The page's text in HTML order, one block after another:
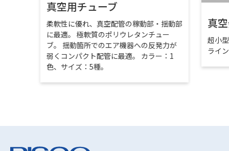
真空用チューブ
柔軟性に優れ、真空配管の稼動部・揺動部
に最適。 極軟質のポリウレタンチュー
ブ。 揺動箇所でのエア機器への反発力が
弱くコンパクト配管に最適。 カラー：1
色、サイズ：5種。
真
超小
ライ